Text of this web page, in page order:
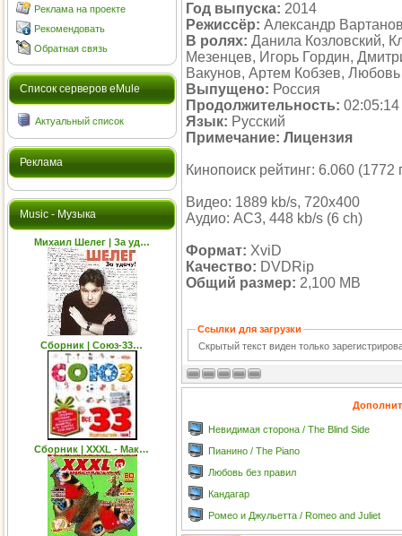
Реклама на проекте
Рекомендовать
Обратная связь
Cписок серверов eMule
Актуальный список
Реклама
Music - Музыка
Михаил Шелег | За уд…
Сборник | Союз-33…
Сборник | XXXL - Мак…
Год выпуска: 2014
Режиссёр: Александр
В ролях: Данила Козловский,
Мезенцев, Игорь Гордин,
Вакунов, Артем Кобзев,
Выпущено: Россия
Продолжительность: 02:05:14
Язык: Русский
Примечание: Лицензия
Кинопоиск рейтинг: 6.060 (1772
Видео: 1889 kb/s, 720x400
Аудио: AC3, 448 kb/s (6 ch)
Формат: XviD
Качество: DVDRip
Общий размер: 2,100 MB
Ссылки для загрузки
Скрытый текст виден только
Невидимая сторона / The Blind Side
Пианино / The Piano
Любовь без правил
Кандагар
Ромео и Джульетта / Romeo and Juliet